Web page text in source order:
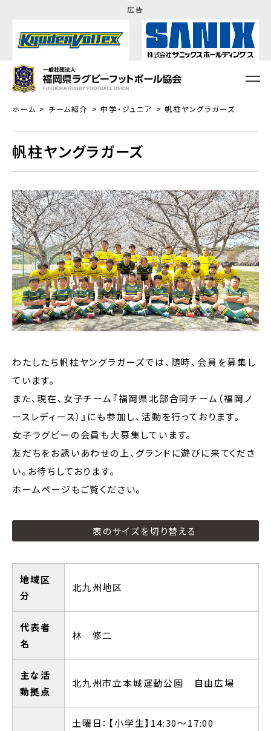
広告
ホーム チーム紹介 中学・ジュニア 帆柱ヤングラガーズ
帆柱ヤングラガーズ
わたしたち帆柱ヤングラガーズでは、随時、会員を募集し
ています。
また、現在、女子チーム『福岡県北部合同チーム（福岡ノ
ースレディース）』にも参加し、活動を行っております。
女子ラグビーの会員も大募集しています。
友だちをお誘いあわせの上、グランドに遊びに来てくださ
い。お待ちしております。
ホームページもご覧ください。
表のサイズを切り替える
地域区
分
北九州地区
代表者
名
林 修二
主な活
動拠点
北九州市立本城運動公園 自由広場
土曜日：【小学生】14:30～17:00